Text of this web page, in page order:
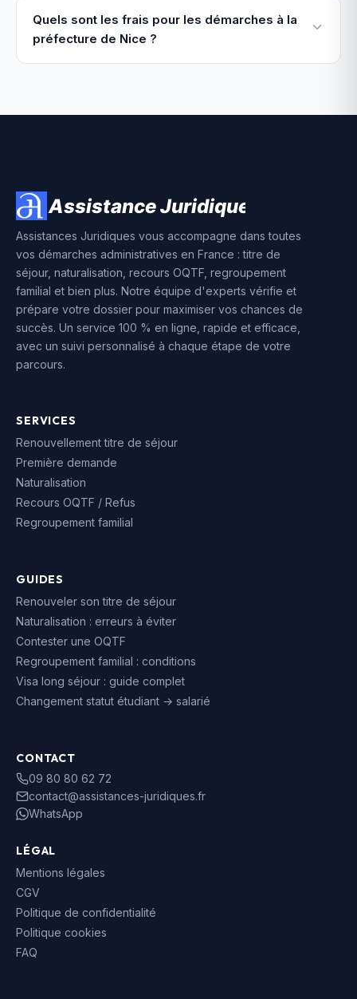
Quels sont les frais pour les démarches à la
préfecture de Nice ?
Assistances Juridiques vous accompagne dans toutes
vos démarches administratives en France : titre de
séjour, naturalisation, recours OQTF, regroupement
familial et bien plus. Notre équipe d'experts vérifie et
prépare votre dossier pour maximiser vos chances de
succès. Un service 100 % en ligne, rapide et efficace,
avec un suivi personnalisé à chaque étape de votre
parcours.
SERVICES
Renouvellement titre de séjour
Première demande
Naturalisation
Recours OQTF / Refus
Regroupement familial
GUIDES
Renouveler son titre de séjour
Naturalisation : erreurs à éviter
Contester une OQTF
Regroupement familial : conditions
Visa long séjour : guide complet
Changement statut étudiant → salarié
CONTACT
09 80 80 62 72
contact@assistances-juridiques.fr
WhatsApp
LÉGAL
Mentions légales
CGV
Politique de confidentialité
Politique cookies
FAQ